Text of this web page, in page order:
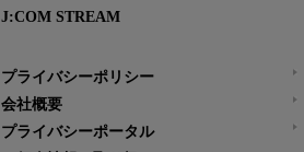
J:COM STREAM
プライバシーポリシー
会社概要
プライバシーポータル